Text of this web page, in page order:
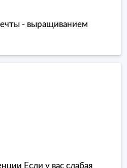
- выращиванием
Если у вас слабая